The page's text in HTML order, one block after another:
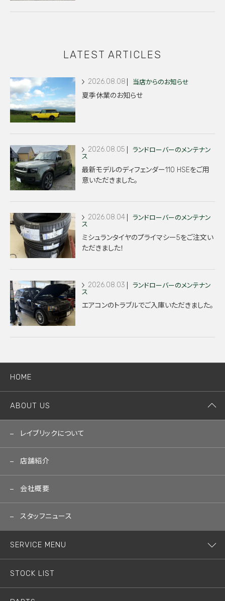
LATEST ARTICLES
2026.08.08 当店からのお知らせ
夏季休業のお知らせ
2026.08.05
ランドローバーのメンテナン
ス
最新モデルのディフェンダー110 HSEをご用
意いただきました。
2026.08.04
ランドローバーのメンテナン
ス
ミシュランタイヤのプライマシー5をご注文い
ただきました！
2026.08.03
ランドローバーのメンテナン
ス
エアコンのトラブルでご入庫いただきました。
HOME
ABOUT US
レイブリックについて
店舗紹介
会社概要
スタッフニュース
SERVICE MENU
STOCK LIST